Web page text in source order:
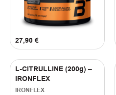
27,90 €
L-CITRULLINE (200g) –
IRONFLEX
IRONFLEX